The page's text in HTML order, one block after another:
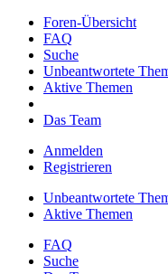
Foren-Übersicht
FAQ
Suche
Unbeantwortete
Aktive Themen
Das Team
Anmelden
Registrieren
Unbeantwortete
Aktive Themen
FAQ
Suche